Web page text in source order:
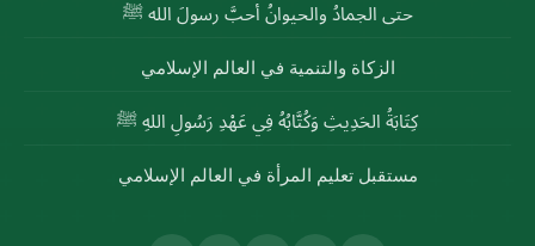
حتى الجمادُ والحيوانُ أحبَّ رسولَ الله ﷺ
الزكاة والتنمية في العالم الإسلامي
كِتَابَةُ الحَدِيثِ وَكُتَّابُهُ فِي عَهْدِ رَسُولِ اللهِ ﷺ
مستقبل تعليم المرأة في العالم الإسلامي